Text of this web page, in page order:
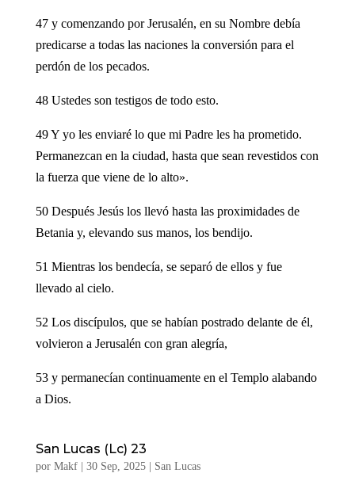
47 y comenzando por Jerusalén, en su Nombre debía
predicarse a todas las naciones la conversión para el
perdón de los pecados.
48 Ustedes son testigos de todo esto.
49 Y yo les enviaré lo que mi Padre les ha prometido.
Permanezcan en la ciudad, hasta que sean revestidos con
la fuerza que viene de lo alto».
50 Después Jesús los llevó hasta las proximidades de
Betania y, elevando sus manos, los bendijo.
51 Mientras los bendecía, se separó de ellos y fue
llevado al cielo.
52 Los discípulos, que se habían postrado delante de él,
volvieron a Jerusalén con gran alegría,
53 y permanecían continuamente en el Templo alabando
a Dios.
San Lucas (Lc) 23
por Makf| 30 Sep, 2025| San Lucas